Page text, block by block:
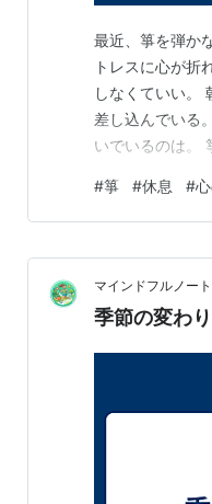
最近、箏を弾か
トレスに心が折
しなくていい。
差し込んでいる
いでいるのは。
とがんばって読
い。 まるで、
#箏 #休息 #
マインドフルノート
季節の変わ